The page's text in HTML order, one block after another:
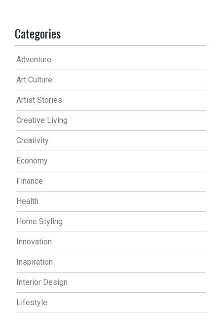
Categories
Adventure
Art Culture
Artist Stories
Creative Living
Creativity
Economy
Finance
Health
Home Styling
Innovation
Inspiration
Interior Design
Lifestyle